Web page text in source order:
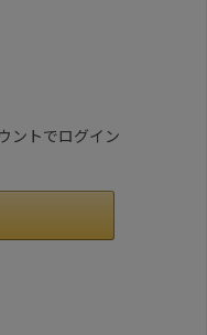
ントでログイン